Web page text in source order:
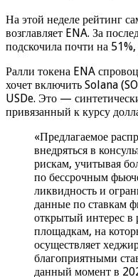
На этой неделе рейтинг
возглавляет ENA. За
подскочила почти на
Ралли токена ENA
хочет включить Solana
USDe. Это —
привязанный к курсу
«Предлагаемое
внедряться в
рискам, учитывая
по бессрочным
ликвидность и
данные по ставкам
открытый интерес в
площадкам, на
осуществляет
благоприятными
данный момент в